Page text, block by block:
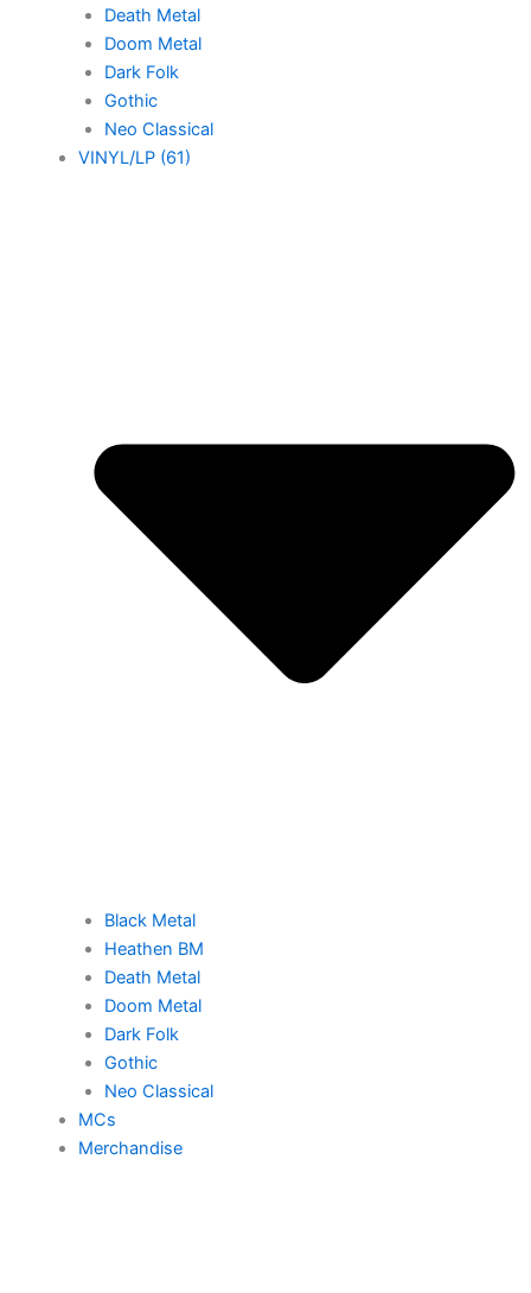
Death Metal
Doom Metal
Dark Folk
Gothic
Neo Classical
VINYL/LP (61)
Black Metal
Heathen BM
Death Metal
Doom Metal
Dark Folk
Gothic
Neo Classical
MCs
Merchandise